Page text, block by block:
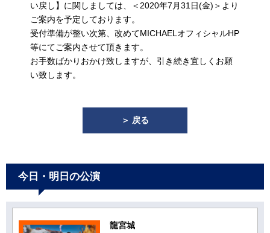
い戻し】に関しましては、＜2020年7月31日(金)＞より
ご案内を予定しております。
受付準備が整い次第、改めてMICHAELオフィシャルHP
等にてご案内させて頂きます。
お手数ばかりおかけ致しますが、引き続き宜しくお願
い致します。
＞ 戻る
今日・明日の公演
龍宮城